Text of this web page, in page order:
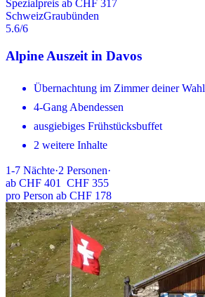
Spezialpreis ab CHF 317
SchweizGraubünden
5.6/6
Alpine Auszeit in Davos
Übernachtung im Zimmer deiner Wahl
4-Gang Abendessen
ausgiebiges Frühstücksbuffet
2 weitere Inhalte
1-7 Nächte·2 Personen·
ab CHF 401
CHF 355
pro Person ab CHF 178